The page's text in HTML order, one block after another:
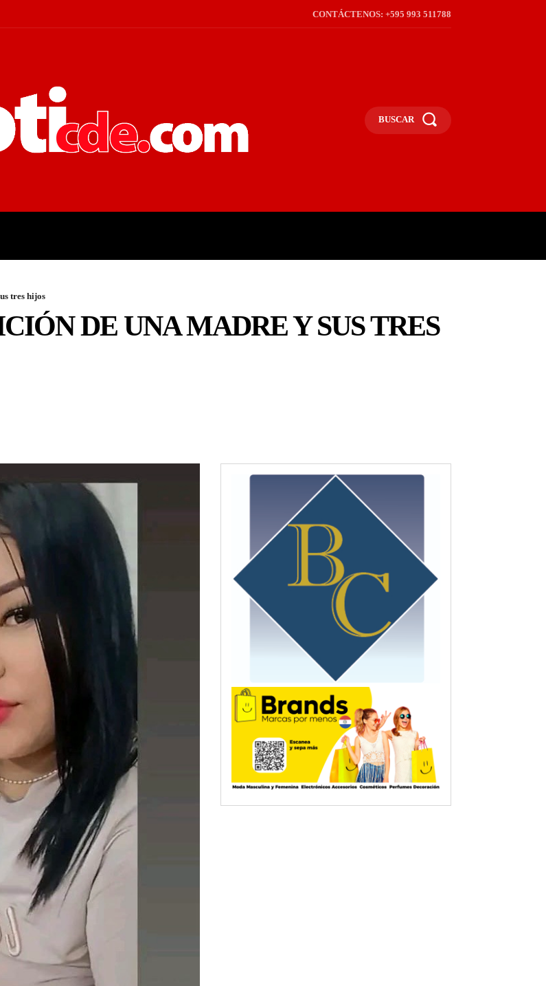
CONTÁCTENOS: +595 993 511788
BUSCAR
tres hijos
DE UNA MADRE Y SUS TRES